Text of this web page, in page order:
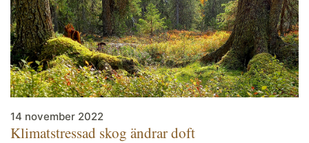
14 november 2022
Klimatstressad skog ändrar doft